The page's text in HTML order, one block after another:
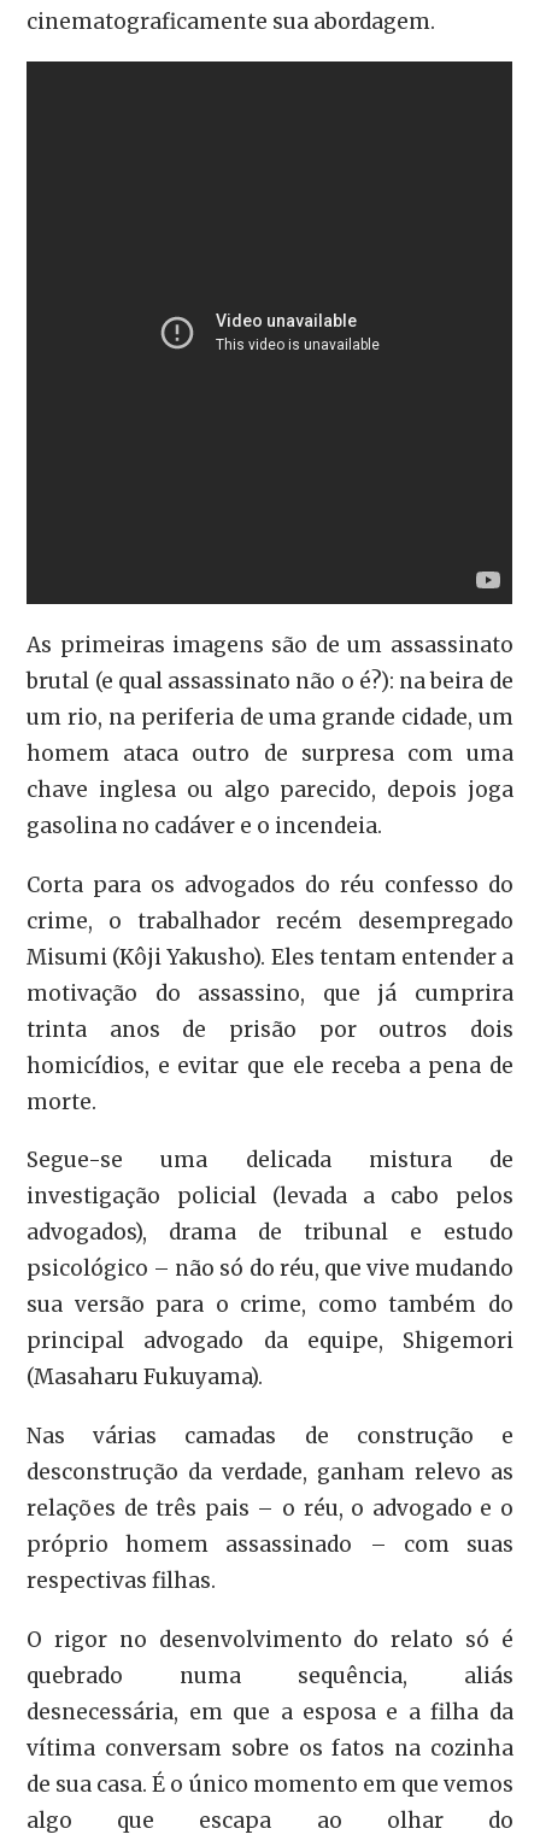
cinematograficamente sua abordagem.
As primeiras imagens são de um assassinato
brutal (e qual assassinato não o é?): na beira de
um rio, na periferia de uma grande cidade, um
homem ataca outro de surpresa com uma
chave inglesa ou algo parecido, depois joga
gasolina no cadáver e o incendeia.
Corta para os advogados do réu confesso do
crime, o trabalhador recém desempregado
Misumi (Kôji Yakusho). Eles tentam entender a
motivação do assassino, que já cumprira
trinta anos de prisão por outros dois
homicídios, e evitar que ele receba a pena de
morte.
Segue-se uma delicada mistura de
investigação policial (levada a cabo pelos
advogados), drama de tribunal e estudo
psicológico – não só do réu, que vive mudando
sua versão para o crime, como também do
principal advogado da equipe, Shigemori
(Masaharu Fukuyama).
Nas várias camadas de construção e
desconstrução da verdade, ganham relevo as
relações de três pais – o réu, o advogado e o
próprio homem assassinado – com suas
respectivas filhas.
O rigor no desenvolvimento do relato só é
quebrado numa sequência, aliás
desnecessária, em que a esposa e a filha da
vítima conversam sobre os fatos na cozinha
de sua casa. É o único momento em que vemos
algo que escapa ao olhar do